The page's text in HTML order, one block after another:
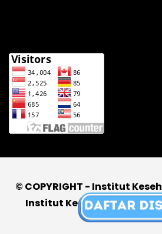
© COPYRIGHT - Institut
Institut Kesehatan Hermina